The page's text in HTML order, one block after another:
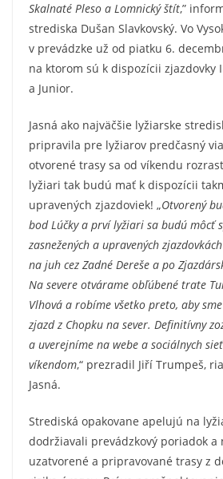
Skalnaté Pleso a Lomnický štít,”
strediska Dušan Slavkovský. Vo
v prevádzke už od piatku 6.
na ktorom sú k dispozícii zjazdovky
a Junior.
Jasná ako najväčšie lyžiarske
pripravila pre lyžiarov predčasný
otvorené trasy sa od víkendu
lyžiari tak budú mať k dispozícii
upravených zjazdoviek! „Otvorený
bod Lúčky a prví lyžiari sa budú môcť
zasnežených a upravených
na juh cez Zadné Dereše a po
Na severe otvárame obľúbené trate
Vlhová a robíme všetko preto, aby
zjazd z Chopku na sever. Definitívny
a uverejníme na webe a sociálnych
víkendom,“ prezradil Jiří Trumpeš,
Jasná.
Strediská opakovane apelujú na
dodržiavali prevádzkový poriadok a
uzatvorené a pripravované trasy z